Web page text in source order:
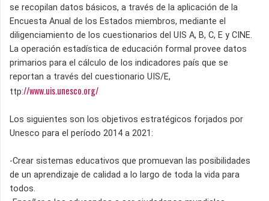
se recopilan datos básicos, a través de la aplicación de la
Encuesta Anual de los Estados miembros, mediante el
diligenciamiento de los cuestionarios del UIS A, B, C, E y CINE.
La operación estadística de educación formal provee datos
primarios para el cálculo de los indicadores país que se
reportan a través del cuestionario UIS/E,
ttp://www.uis.unesco.org/
Los siguientes son los objetivos estratégicos forjados por
Unesco para el período 2014 a 2021:
-Crear sistemas educativos que promuevan las posibilidades
de un aprendizaje de calidad a lo largo de toda la vida para
todos.